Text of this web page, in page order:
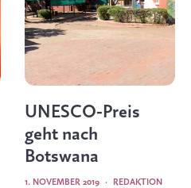
UNESCO-Preis
geht nach
Botswana
REDAKTION
·
1. NOVEMBER 2019